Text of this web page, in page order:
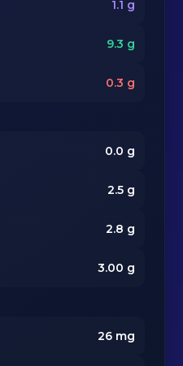
1.1 g
9.3 g
0.3 g
0.0 g
2.5g
2.8 g
3.00 g
26mg